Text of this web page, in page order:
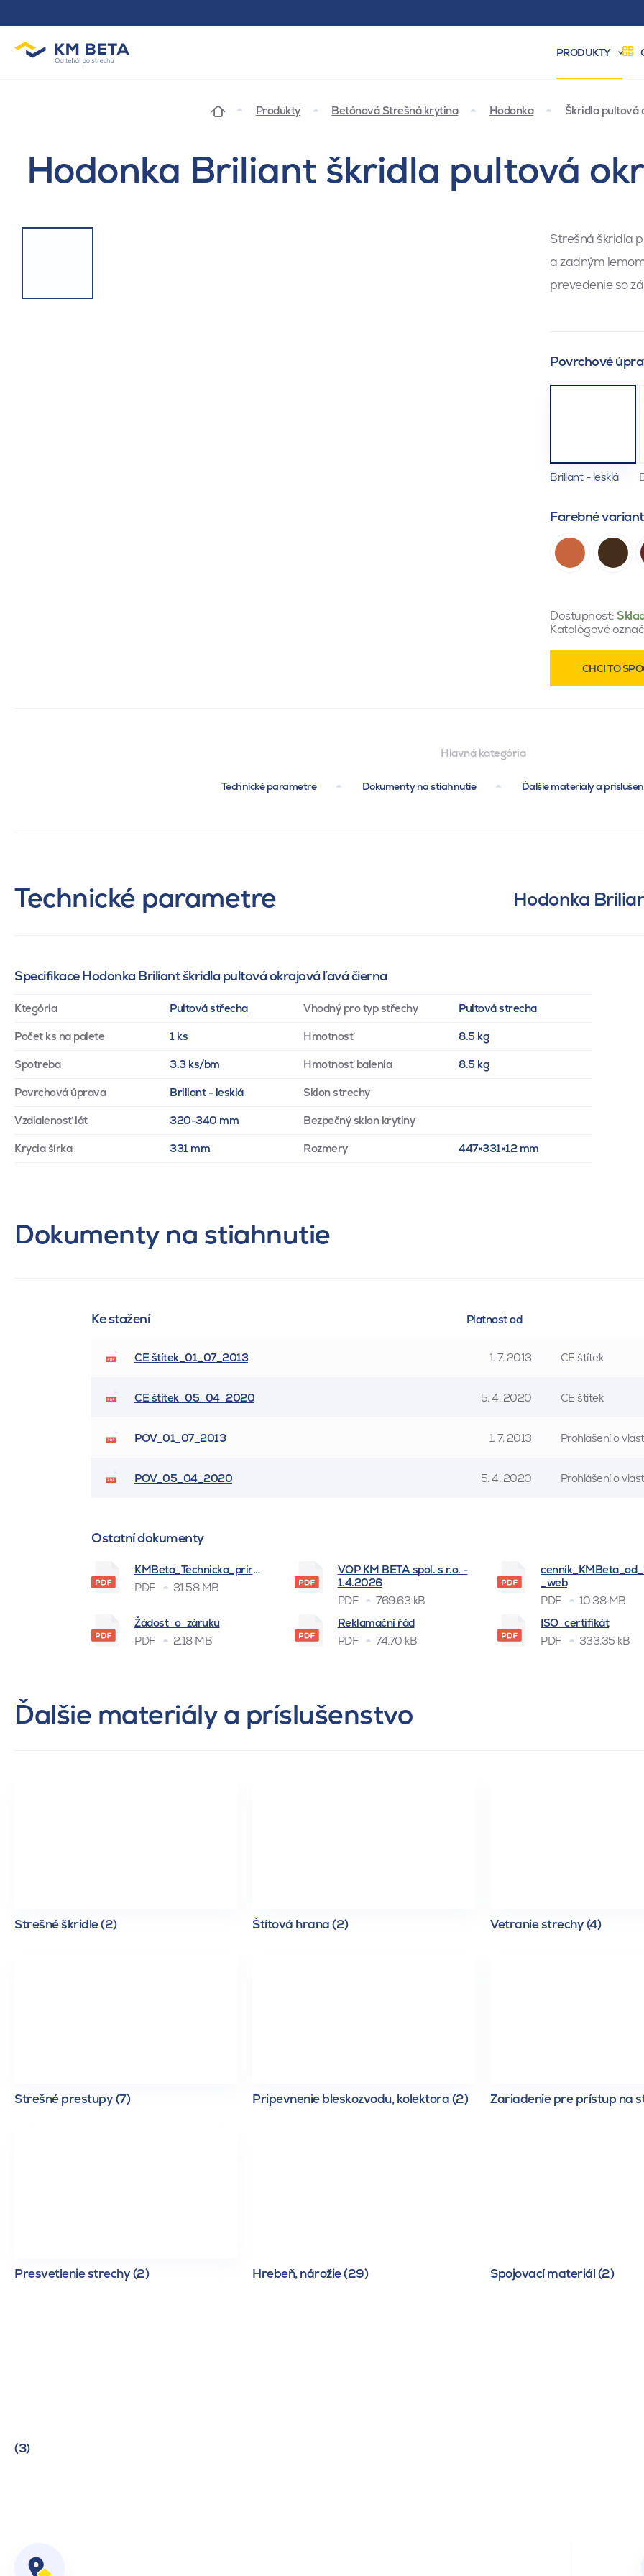
PRODUKTY
Produkty Betónová Strešná krytina Hodonka Škridla pultová
Hodonka Briliant škridla pultová
Strešná škridla
a zadným
prevedenie so
Povrchové
Briliant - lesklá
Farebné
Dostupnosť:
Katalógové
CHCI TO
Hlavná kategória
Technické parametre Dokumenty na stiahnutie Ďalšie materiály a
Technické parametre Hodonka
Specifikace Hodonka Briliant škridla pultová okrajová ľavá čierna
Ktegória Pultová střecha
Počet ks na palete 1 ks
Spotreba 3.3 ks/bm
Povrchová úprava Briliant - lesklá
Vzdialenosť lát 320-340 mm
Krycia šírka 331 mm
Vhodný pro typ střechy Pultová strecha
Hmotnosť 8.5 kg
Hmotnosť balenia 8.5 kg
Sklon strechy
Bezpečný sklon krytiny
Rozmery 447×331×12 mm
Dokumenty na stiahnutie
Ke stažení
CE štítek_01_07_2013
Platnost od
1. 7. 2013 CE štítek
CE štítek_05_04_2020 5. 4. 2020 CE štítek
POV_01_07_2013 1. 7. 2013 Prohlášení o
POV_05_04_2020 5. 4. 2020 Prohlášení o
Ostatní dokumenty
KMBeta_Technicka_prirucka_BSK_
PDF
31.58 MB
VOP KM BETA spol. s r.o. -
1.4.2026
PDF
769.63 kB
_web
PDF
10.38 MB
Žádost_o_záruku
PDF
2.18 MB
Reklamační řád
PDF
74.70 kB
ISO_certifikát
PDF
333.35 kB
Ďalšie materiály a príslušenstvo
Strešné škridle (2) Štítová hrana (2) Vetranie strechy (4)
Strešné prestupy (7) Pripevnenie bleskozvodu, kolektora (2) Zariadenie pre prístup na
Presvetlenie strechy (2) Hrebeň, nárožie (29) Spojovací materiál (2)
(3)